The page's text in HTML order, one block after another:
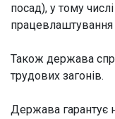
посад), у тому
працевлаштування
Також держава
трудових загонів.
Держава гарантує